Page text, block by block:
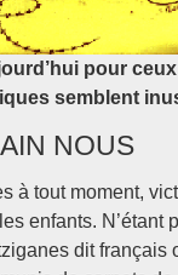
pour
semblent
NOUS
à tout moment,
enfants. N’étant
dit français